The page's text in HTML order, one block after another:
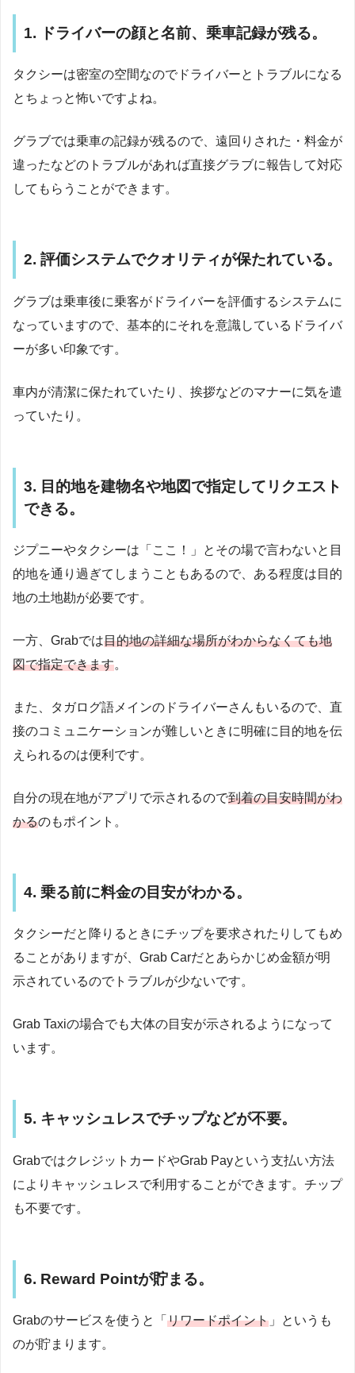
1. ドライバーの顔と名前、乗車記録が残る。
タクシーは密室の空間なのでドライバーとトラブルになる
とちょっと怖いですよね。
グラブでは乗車の記録が残るので、遠回りされた・料金が
違ったなどのトラブルがあれば直接グラブに報告して対応
してもらうことができます。
2. 評価システムでクオリティが保たれている。
グラブは乗車後に乗客がドライバーを評価するシステムに
なっていますので、基本的にそれを意識しているドライバ
ーが多い印象です。
車内が清潔に保たれていたり、挨拶などのマナーに気を遣
っていたり。
3. 目的地を建物名や地図で指定してリクエスト
できる。
ジプニーやタクシーは「ここ！」とその場で言わないと目
的地を通り過ぎてしまうこともあるので、ある程度は目的
地の土地勘が必要です。
一方、Grabでは目的地の詳細な場所がわからなくても地
図で指定できます。
また、タガログ語メインのドライバーさんもいるので、直
接のコミュニケーションが難しいときに明確に目的地を伝
えられるのは便利です。
自分の現在地がアプリで示されるので到着の目安時間がわ
かるのもポイント。
4. 乗る前に料金の目安がわかる。
タクシーだと降りるときにチップを要求されたりしてもめ
ることがありますが、Grab Carだとあらかじめ金額が明
示されているのでトラブルが少ないです。
Grab Taxiの場合でも大体の目安が示されるようになって
います。
5. キャッシュレスでチップなどが不要。
GrabではクレジットカードやGrab Payという支払い方法
によりキャッシュレスで利用することができます。チップ
も不要です。
6. Reward Pointが貯まる。
Grabのサービスを使うと「 リワードポイント 」というも
のが貯まります。